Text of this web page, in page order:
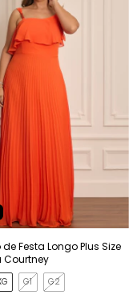
Festa Longo Plus Size
Courtney
G1 G2